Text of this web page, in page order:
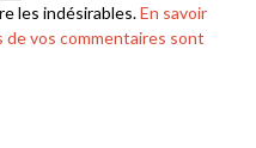
les indésirables.En savoir
de vos commentaires sont